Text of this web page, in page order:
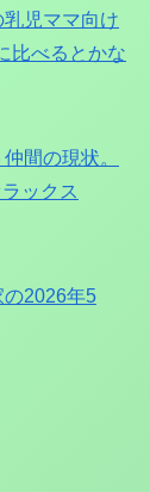
児ママ向け
比べるとかな
間の現状。
ックス
の2026年5